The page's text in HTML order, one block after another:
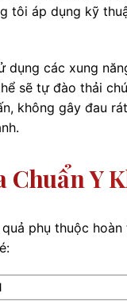
tôi áp dụng kỹ
dụng các xung
sẽ tự đào thải
không gây đau
Y
phụ thuộc